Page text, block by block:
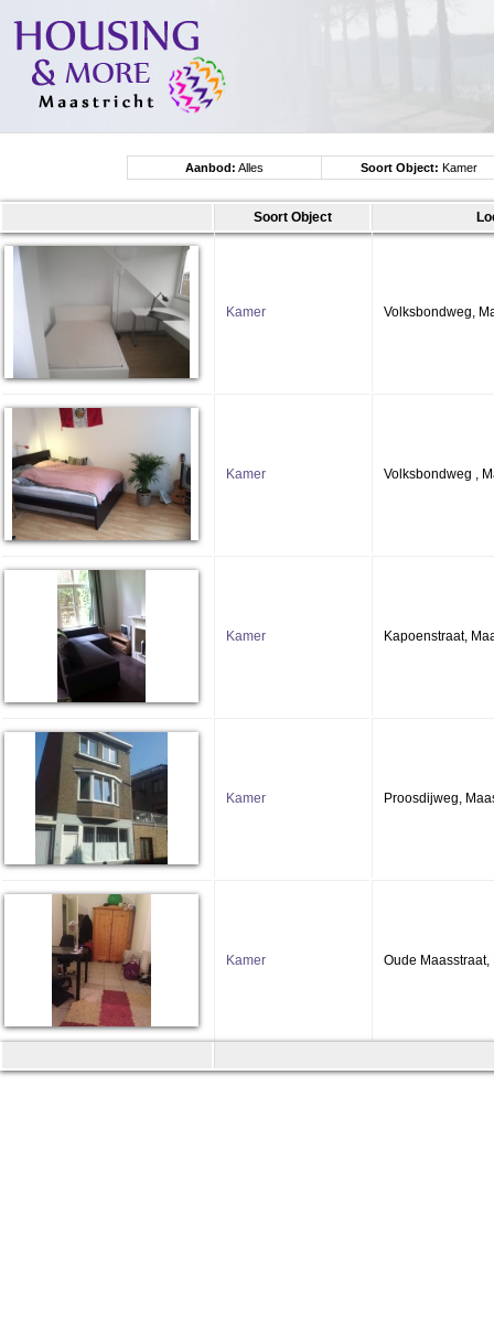
Aanbod: Alles Soort Object: Kamer
Soort Object
Kamer Volksbondweg,
Kamer Volksbondweg ,
Kamer Kapoenstraat,
Kamer Proosdijweg,
Kamer Oude Maasstraat,